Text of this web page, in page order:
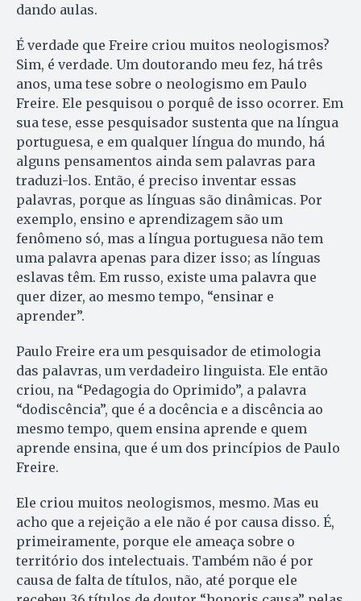
dando aulas.
É verdade que Freire criou muitos neologismos?
Sim, é verdade. Um doutorando meu fez, há três
anos, uma tese sobre o neologismo em Paulo
Freire. Ele pesquisou o porquê de isso ocorrer. Em
sua tese, esse pesquisador sustenta que na língua
portuguesa, e em qualquer língua do mundo, há
alguns pensamentos ainda sem palavras para
traduzi-los. Então, é preciso inventar essas
palavras, porque as línguas são dinâmicas. Por
exemplo, ensino e aprendizagem são um
fenômeno só, mas a língua portuguesa não tem
uma palavra apenas para dizer isso; as línguas
eslavas têm. Em russo, existe uma palavra que
quer dizer, ao mesmo tempo, “ensinar e
aprender”.
Paulo Freire era um pesquisador de etimologia
das palavras, um verdadeiro linguista. Ele então
criou, na “Pedagogia do Oprimido”, a palavra
“dodiscência”, que é a docência e a discência ao
mesmo tempo, quem ensina aprende e quem
aprende ensina, que é um dos princípios de Paulo
Freire.
Ele criou muitos neologismos, mesmo. Mas eu
acho que a rejeição a ele não é por causa disso. É,
primeiramente, porque ele ameaça sobre o
território dos intelectuais. Também não é por
causa de falta de títulos, não, até porque ele